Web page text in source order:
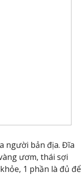
người bản địa. Đĩa
ươm, thái sợi
1 phần là đủ để